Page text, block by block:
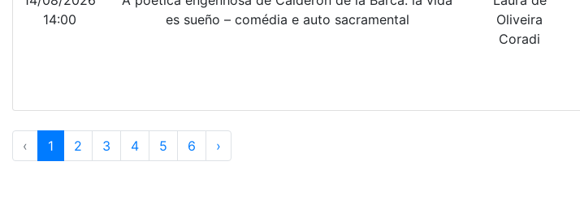
14:00
es sueño – comédia e auto sacramental
Oliveira
Coradi
‹ 1 2 3 4 5 6 ›